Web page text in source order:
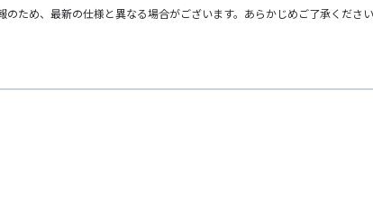
のため、最新の仕様と異なる場合がございます。あらかじめご了承くださ